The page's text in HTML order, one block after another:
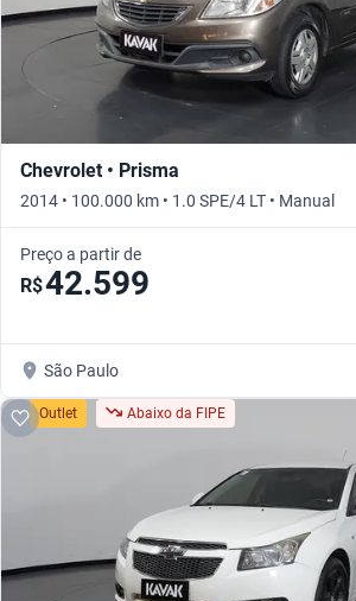
Chevrolet • Prisma
2014 • 100.000 km • 1.0 SPE/4 LT • Manual
Preço a partir de
R$42.599
São Paulo
Outlet Abaixo da FIPE